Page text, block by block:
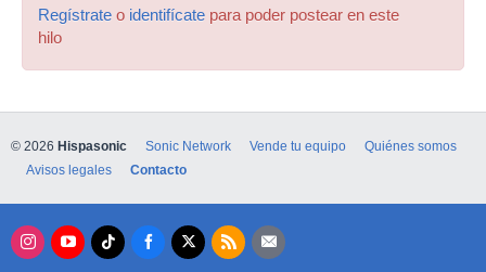
Regístrate o identifícate para poder postear en este
hilo
© 2026 Hispasonic Sonic Network Vende tu equipo
Quiénes somos
Avisos legales
Contacto